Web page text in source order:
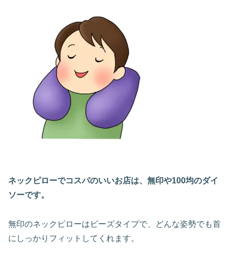
ネックピローでコスパのいいお店は、無印や100均のダイ
ソーです。
無印のネックピローはビーズタイプで、どんな姿勢でも首
にしっかりフィットしてくれます。